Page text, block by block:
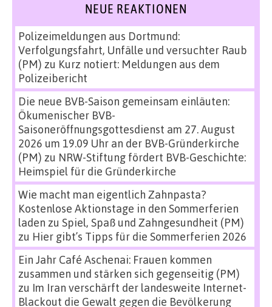
NEUE REAKTIONEN
Polizeimeldungen aus Dortmund:
Verfolgungsfahrt, Unfälle und versuchter Raub
(PM) zu Kurz notiert: Meldungen aus dem
Polizeibericht
Die neue BVB-Saison gemeinsam einläuten:
Ökumenischer BVB-
Saisoneröffnungsgottesdienst am 27. August
2026 um 19.09 Uhr an der BVB-Gründerkirche
(PM) zu NRW-Stiftung fördert BVB-Geschichte:
Heimspiel für die Gründerkirche
Wie macht man eigentlich Zahnpasta?
Kostenlose Aktionstage in den Sommerferien
laden zu Spiel, Spaß und Zahngesundheit (PM)
zu Hier gibt’s Tipps für die Sommerferien 2026
Ein Jahr Café Aschenai: Frauen kommen
zusammen und stärken sich gegenseitig (PM)
zu Im Iran verschärft der landesweite Internet-
Blackout die Gewalt gegen die Bevölkerung